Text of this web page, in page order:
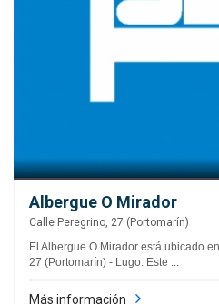
Albergue O Mirador
Calle Peregrino, 27 (Portomarín)
El Albergue O Mirador está ubicado
27 (Portomarín) - Lugo. Este ...
Más información